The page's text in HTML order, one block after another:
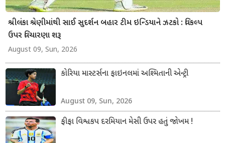
શ્રીલંકા શ્રેણીમાંથી સાઈ સુદર્શન બહાર ટીમ ઇન્ડિયાને ઝટકો : વિકલ્પ
ઉપર વિચારણા શરૂ
August 09, Sun, 2026
કોરિયા માસ્ટર્સના ફાઇનલમાં અશ્મિતાની એન્ટ્રી
August 09, Sun, 2026
ફીફા વિશ્વકપ દરમિયાન મેસી ઉપર હતું જોખમ !